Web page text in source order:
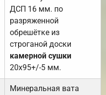
ДСП 16 мм. по
разряженной
обрешётке из
строганой доски
камерной сушки
20х95+/-5 мм.
Минеральная вата